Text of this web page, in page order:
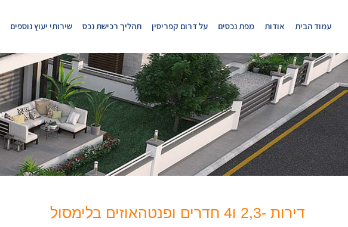
עמוד הבית אודות מפת נכסים על דרום קפריסין תהליך רכישת נכס שירותי יעוץ נוספים
דירות -2,3 ו4 חדרים ופנטהאוזים בלימסול